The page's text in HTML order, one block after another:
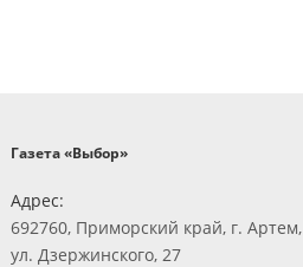
Газета «Выбор»
Адрес:
692760, Приморский край, г. Артем,
ул. Дзержинского, 27